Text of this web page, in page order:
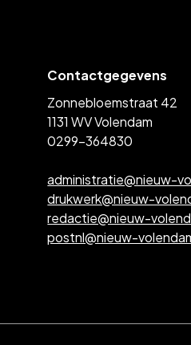
Contactgegevens
Zonnebloemstraat 42
1131 WV Volendam
0299-364830
administratie@nieuw-
drukwerk@nieuw-
redactie@nieuw-
postnl@nieuw-